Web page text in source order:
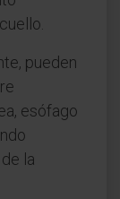
pueden
esófago
la